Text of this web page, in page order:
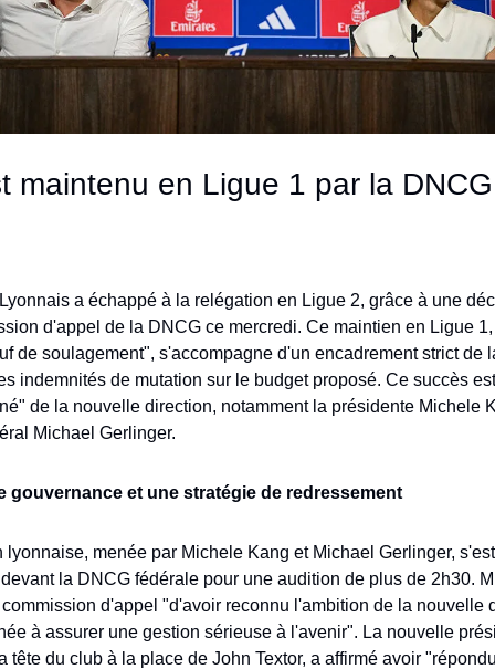
maintenu en Ligue 1 par la
a échappé à la relégation en Ligue 2, grâce à une
d'appel de la DNCG ce mercredi. Ce maintien en Ligue
de soulagement", s'accompagne d'un encadrement strict de
indemnités de mutation sur le budget proposé. Ce succès
de la nouvelle direction, notamment la présidente Michele
Michael Gerlinger.
gouvernance et une stratégie de redressement
lyonnaise, menée par Michele Kang et Michael Gerlinger,
la DNCG fédérale pour une audition de plus de 2h30.
d'appel "d'avoir reconnu l'ambition de la nouvelle
à assurer une gestion sérieuse à l'avenir". La nouvelle
tête du club à la place de John Textor, a affirmé avoir